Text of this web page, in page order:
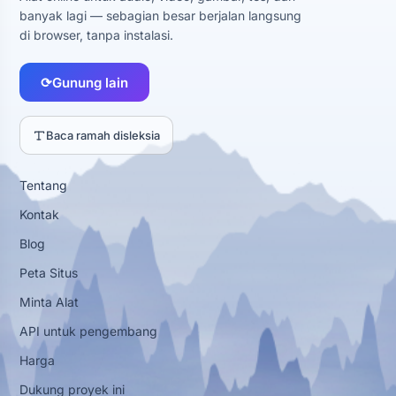
banyak lagi — sebagian besar berjalan langsung
di browser, tanpa instalasi.
⟳Gunung lain
Baca ramah disleksia
Tentang
Kontak
Blog
Peta Situs
Minta Alat
API untuk pengembang
Harga
Dukung proyek ini